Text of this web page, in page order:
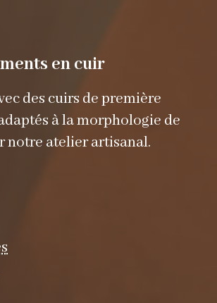
en cuir
des cuirs de première
à la morphologie de
notre atelier artisanal.